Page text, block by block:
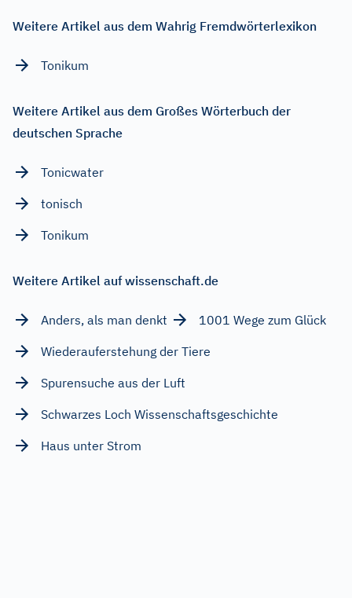
Weitere Artikel aus dem Wahrig Fremdwörterlexikon
Tonikum
Weitere Artikel aus dem Großes Wörterbuch der
deutschen Sprache
Tonicwater
tonisch
Tonikum
Weitere Artikel auf wissenschaft.de
Anders, als man denkt
1001 Wege zum Glück
Wiederauferstehung der Tiere
Spurensuche aus der Luft
Schwarzes Loch Wissenschaftsgeschichte
Haus unter Strom